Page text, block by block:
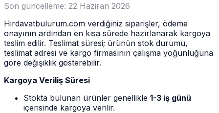
Son güncelleme: 22 Haziran 2026
Hirdavatbulurum.com verdiğiniz siparişler, ödeme
onayının ardından en kısa sürede hazırlanarak kargoya
teslim edilir. Teslimat süresi; ürünün stok durumu,
teslimat adresi ve kargo firmasının çalışma yoğunluğuna
göre değişiklik gösterebilir.
Kargoya Veriliş Süresi
Stokta bulunan ürünler genellikle 1-3 iş günü
içerisinde kargoya verilir.